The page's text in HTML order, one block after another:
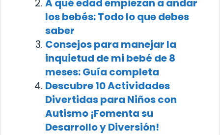
A qué edad empiezan a andar
los bebés: Todo lo que debes
saber
Consejos para manejar la
inquietud de mi bebé de 8
meses: Guía completa
Descubre 10 Actividades
Divertidas para Niños con
Autismo ¡Fomenta su
Desarrollo y Diversión!